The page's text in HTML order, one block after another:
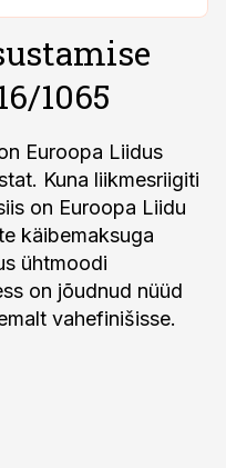
1065
Euroopa Liidus
Kuna liikmesriigiti
on Euroopa Liidu
käibemaksuga
ühtmoodi
on jõudnud nüüd
vahefinišisse.